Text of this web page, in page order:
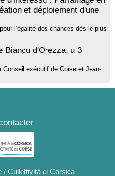
et déploiement d'une
l’égalité des chances dès le plus
Biancu d'Orezza, u 3
Conseil exécutif de Corse et Jean-
/ Cullettività di Corsica